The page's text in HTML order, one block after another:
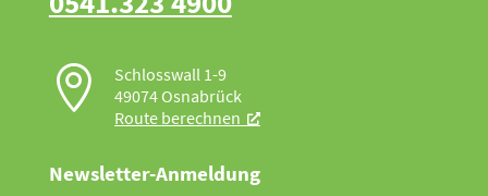

Schlosswall 1-9
49074 Osnabrück
Route berechnen
Newsletter-Anmeldung